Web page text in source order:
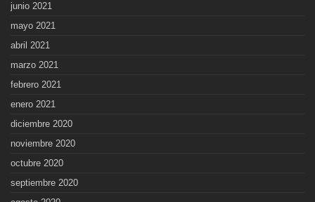
junio 2021
mayo 2021
abril 2021
marzo 2021
febrero 2021
enero 2021
diciembre 2020
noviembre 2020
octubre 2020
septiembre 2020